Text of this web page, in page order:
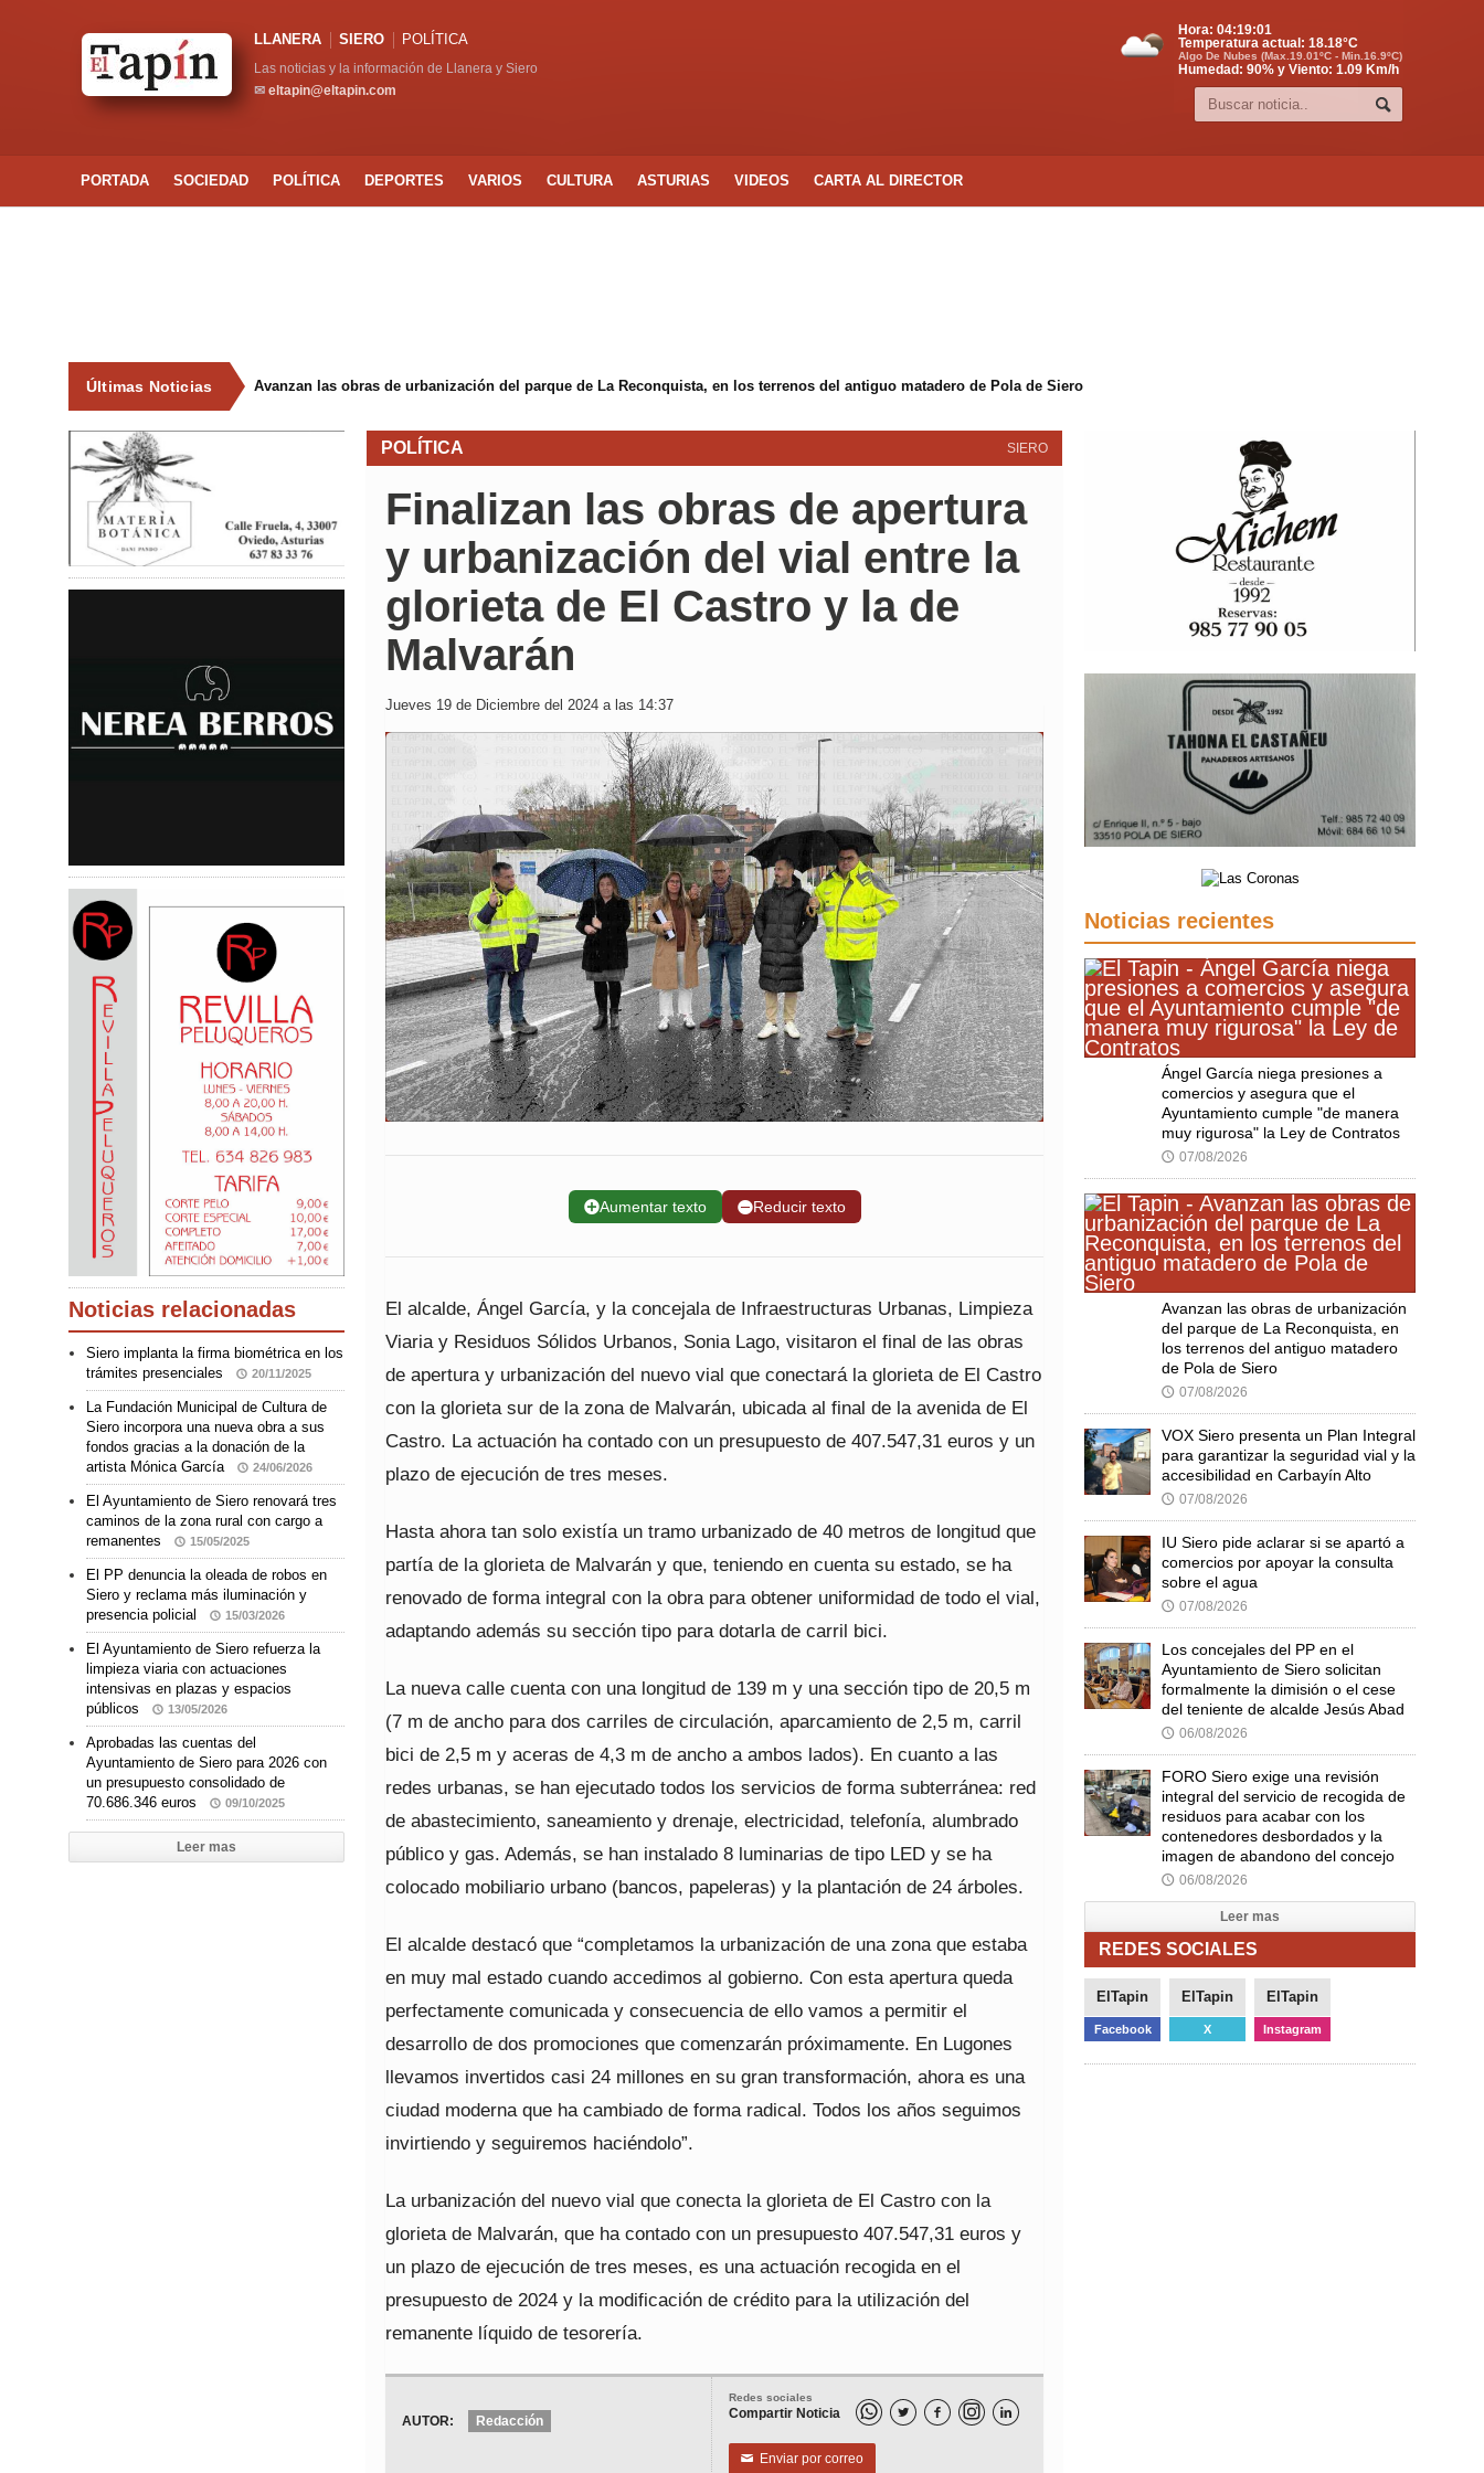
LLANERA SIERO POLÍTICA
Las noticias y la información de Llanera y Siero
✉ eltapin@eltapin.com
Hora: 04:19:02
Temperatura actual: 18.18°C
Algo De Nubes (Max.19.01ºC - Min.16.9ºC)
Humedad: 90% y Viento: 1.09 Km/h
PORTADA SOCIEDAD POLÍTICA DEPORTES VARIOS CULTURA ASTURIAS VIDEOS CARTA AL DIRECTOR
Últimas Noticias Avanzan las obras de urbanización del parque de La Reconquista, en los terrenos del antiguo matadero de Pola de Siero
SIERO
POLÍTICA
Finalizan las obras de apertura
y urbanización del vial entre la
glorieta de El Castro y la de
Malvarán
Jueves 19 de Diciembre del 2024 a las 14:37
➕Aumentar texto ➖Reducir texto
El alcalde, Ángel García, y la concejala de Infraestructuras Urbanas, Limpieza
Viaria y Residuos Sólidos Urbanos, Sonia Lago, visitaron el final de las obras
de apertura y urbanización del nuevo vial que conectará la glorieta de El Castro
con la glorieta sur de la zona de Malvarán, ubicada al final de la avenida de El
Castro. La actuación ha contado con un presupuesto de 407.547,31 euros y un
plazo de ejecución de tres meses.
Hasta ahora tan solo existía un tramo urbanizado de 40 metros de longitud que
partía de la glorieta de Malvarán y que, teniendo en cuenta su estado, se ha
renovado de forma integral con la obra para obtener uniformidad de todo el vial,
adaptando además su sección tipo para dotarla de carril bici.
La nueva calle cuenta con una longitud de 139 m y una sección tipo de 20,5 m
(7 m de ancho para dos carriles de circulación, aparcamiento de 2,5 m, carril
bici de 2,5 m y aceras de 4,3 m de ancho a ambos lados). En cuanto a las
redes urbanas, se han ejecutado todos los servicios de forma subterránea: red
de abastecimiento, saneamiento y drenaje, electricidad, telefonía, alumbrado
público y gas. Además, se han instalado 8 luminarias de tipo LED y se ha
colocado mobiliario urbano (bancos, papeleras) y la plantación de 24 árboles.
El alcalde destacó que “completamos la urbanización de una zona que estaba
en muy mal estado cuando accedimos al gobierno. Con esta apertura queda
perfectamente comunicada y consecuencia de ello vamos a permitir el
desarrollo de dos promociones que comenzarán próximamente. En Lugones
llevamos invertidos casi 24 millones en su gran transformación, ahora es una
ciudad moderna que ha cambiado de forma radical. Todos los años seguimos
invirtiendo y seguiremos haciéndolo”.
La urbanización del nuevo vial que conecta la glorieta de El Castro con la
glorieta de Malvarán, que ha contado con un presupuesto 407.547,31 euros y
un plazo de ejecución de tres meses, es una actuación recogida en el
presupuesto de 2024 y la modificación de crédito para la utilización del
remanente líquido de tesorería.
Redes sociales
Compartir Noticia   
✉ Enviar por correo
AUTOR: Redacción
Noticias relacionadas
Siero implanta la firma biométrica en los
trámites presenciales
20/11/2025
La Fundación Municipal de Cultura de
Siero incorpora una nueva obra a sus
fondos gracias a la donación de la
artista Mónica García
24/06/2026
El Ayuntamiento de Siero renovará tres
caminos de la zona rural con cargo a
remanentes
15/05/2025
El PP denuncia la oleada de robos en
Siero y reclama más iluminación y
presencia policial
15/03/2026
El Ayuntamiento de Siero refuerza la
limpieza viaria con actuaciones
intensivas en plazas y espacios
públicos
13/05/2026
Aprobadas las cuentas del
Ayuntamiento de Siero para 2026 con
un presupuesto consolidado de
70.686.346 euros
09/10/2025
Leer mas
Noticias recientes
Ángel García niega presiones a
comercios y asegura que el
Ayuntamiento cumple "de manera
muy rigurosa" la Ley de Contratos
🕔 07/08/2026
Avanzan las obras de urbanización
del parque de La Reconquista, en
los terrenos del antiguo matadero
de Pola de Siero
🕔 07/08/2026
VOX Siero presenta un Plan Integral
para garantizar la seguridad vial y la
accesibilidad en Carbayín Alto
🕔 07/08/2026
IU Siero pide aclarar si se apartó a
comercios por apoyar la consulta
sobre el agua
🕔 07/08/2026
Los concejales del PP en el
Ayuntamiento de Siero solicitan
formalmente la dimisión o el cese
del teniente de alcalde Jesús Abad
🕔 06/08/2026
FORO Siero exige una revisión
integral del servicio de recogida de
residuos para acabar con los
contenedores desbordados y la
imagen de abandono del concejo
🕔 06/08/2026
Leer mas
REDES SOCIALES
ElTapin
Facebook
ElTapin
X
ElTapin
Instagram